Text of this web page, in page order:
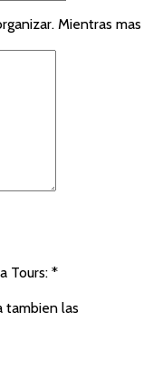
Mientras mas
Tours: *
tambien las